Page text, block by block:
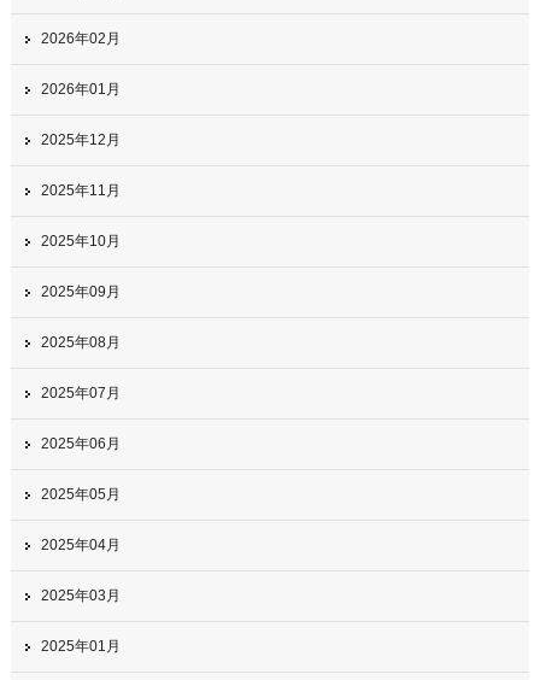
2026年02月
2026年01月
2025年12月
2025年11月
2025年10月
2025年09月
2025年08月
2025年07月
2025年06月
2025年05月
2025年04月
2025年03月
2025年01月